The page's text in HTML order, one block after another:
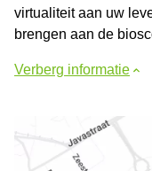
virtualiteit aan uw
brengen aan de
Verberg informatie